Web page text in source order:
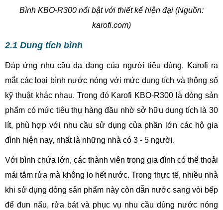
Bình KBO-R300 nổi bật với thiết kế hiện đại (Nguồn:
karofi.com)
2.1 Dung tích bình
Đáp ứng nhu cầu đa dạng của người tiêu dùng, Karofi ra
mắt các loại bình nước nóng với mức dung tích và thông số
kỹ thuật khác nhau. Trong đó Karofi KBO-R300 là dòng sản
phẩm có mức tiêu thụ hàng đầu nhờ sở hữu dung tích là 30
lít, phù hợp với nhu cầu sử dụng của phần lớn các hộ gia
đình hiện nay, nhất là những nhà có 3 - 5 người.
Với bình chứa lớn, các thành viên trong gia đình có thể thoải
mái tắm rửa mà không lo hết nước. Trong thực tế, nhiều nhà
khi sử dụng dòng sản phẩm này còn dẫn nước sang vòi bếp
để đun nấu, rửa bát và phục vụ nhu cầu dùng nước nóng